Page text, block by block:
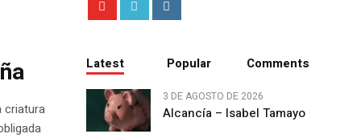
criatura
Latest Popular Comments
3 DE AGOSTO DE 2026
Alcancía – Isabel Tamayo